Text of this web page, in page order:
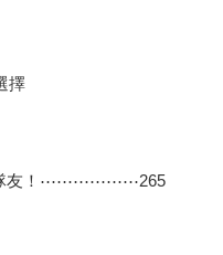
擇
隊友！⋯⋯⋯⋯⋯⋯265